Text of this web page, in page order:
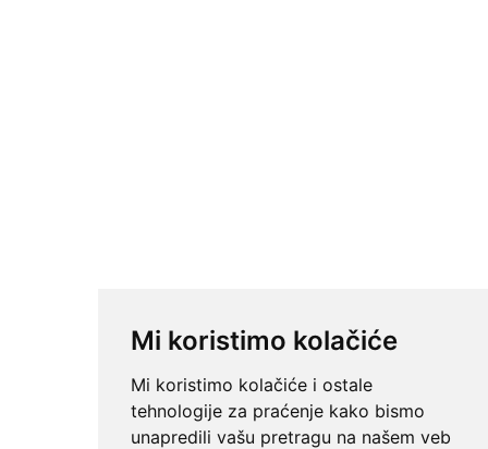
Mi koristimo kolačiće
Mi koristimo kolačiće i ostale
tehnologije za praćenje kako bismo
unapredili vašu pretragu na našem veb